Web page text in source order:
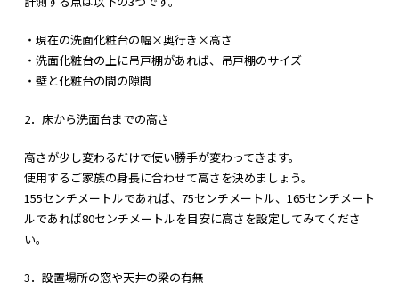
・現在の洗面化粧台の幅×奥行き×高さ
・洗面化粧台の上に吊戸棚があれば、吊戸棚のサイズ
・壁と化粧台の間の隙間
2．床から洗面台までの高さ
高さが少し変わるだけで使い勝手が変わってきます。
使用するご家族の身長に合わせて高さを決めましょう。
155センチメートルであれば、75センチメートル、165センチメート
ルであれば80センチメートルを目安に高さを設定してみてくださ
い。
3．設置場所の窓や天井の梁の有無